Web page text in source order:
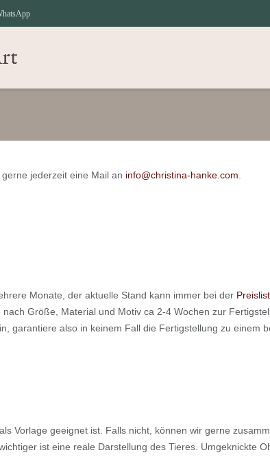
jederzeit eine Mail an info@christina-hanke.com
Monate, der aktuelle Stand kann immer bei der
Größe, Material und Motiv ca 2-4 Wochen zur
garantiere also in keinem Fall die Fertigstellung zu einem
Vorlage geeignet ist. Falls nicht, können wir gerne
ist eine reale Darstellung des Tieres. Umgeknickte